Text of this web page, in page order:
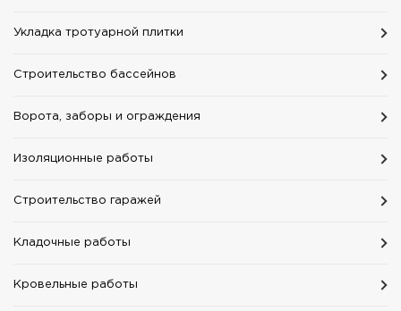
Укладка тротуарной плитки
Строительство бассейнов
Ворота, заборы и ограждения
Изоляционные работы
Строительство гаражей
Кладочные работы
Кровельные работы